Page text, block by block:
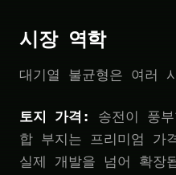
시장 역학
대기열 불균형은 여러
토지 가격:
송전이 풍
합 부지는 프리미엄 가
실제 개발을 넘어 확장